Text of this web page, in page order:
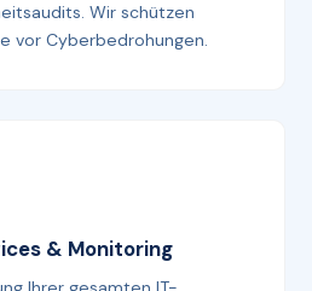
Wir schützen
vor Cyberbedrohungen.
& Monitoring